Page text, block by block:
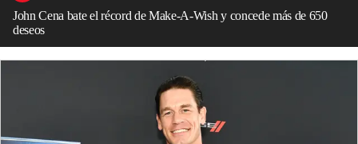
John Cena bate el récord de Make-A-Wish y concede más de 650
deseos